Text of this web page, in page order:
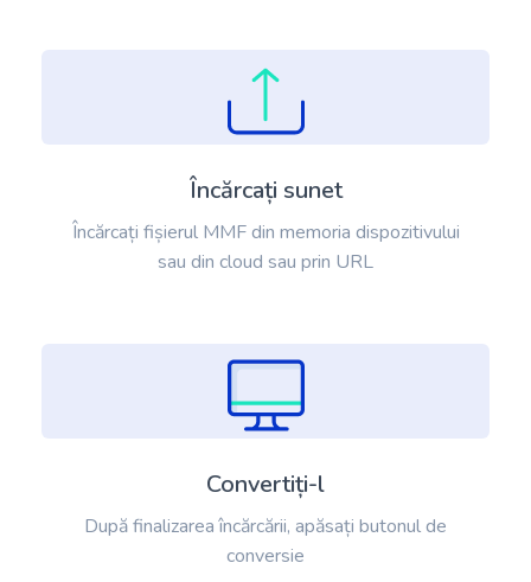
Încărcați sunet
Încărcați fișierul MMF din memoria dispozitivului
sau din cloud sau prin URL
Convertiți-l
După finalizarea încărcării, apăsați butonul de
conversie